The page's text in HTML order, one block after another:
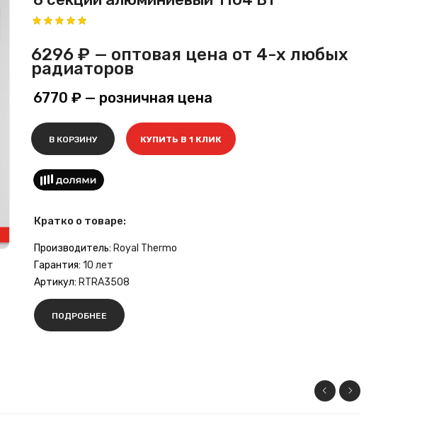
6296 ₽ — оптовая цена от 4-х любых
радиаторов
6770 ₽ — розничная цена
В КОРЗИНУ КУПИТЬ В 1 КЛИК
Кратко о товаре:
Производитель: Royal Thermo
Гарантия: 10 лет
Артикул: RTRA3508
ПОДРОБНЕЕ